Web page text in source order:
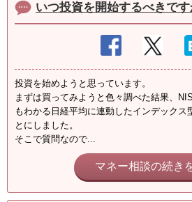
いつ投資を開始するべきです
投資を始めようと思っています。
まずは買ってみようと色々調べた結果、
もわかる日経平均に連動したインデックス
とにしました。
そこで質問なので...
マネー相談の続き